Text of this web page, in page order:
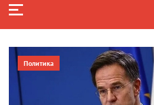
Политика